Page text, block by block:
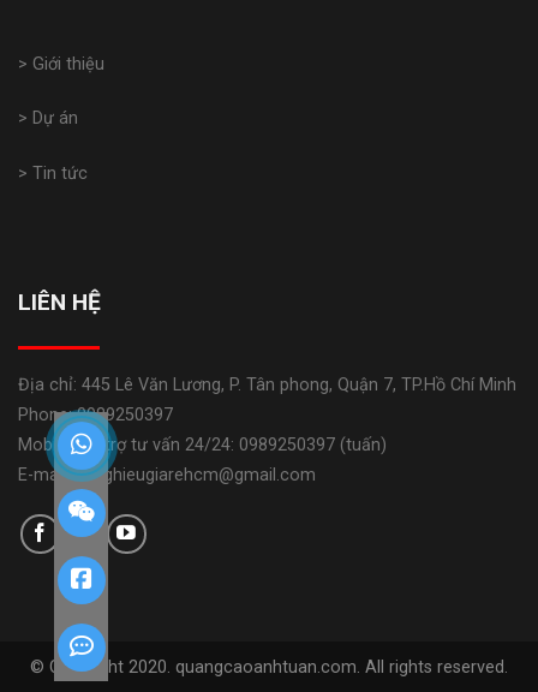
> Giới thiệu
> Dự án
> Tin tức
LIÊN HỆ
Địa chỉ: 445 Lê Văn Lương, P. Tân phong, Quận 7, TP.Hồ Chí Minh
Phone: 0989250397
Mobile: Hỗ trợ tư vấn 24/24: 0989250397 (tuấn)
E-mail: banghieugiarehcm@gmail.com
© Copyright 2020. quangcaoanhtuan.com. All rights reserved.